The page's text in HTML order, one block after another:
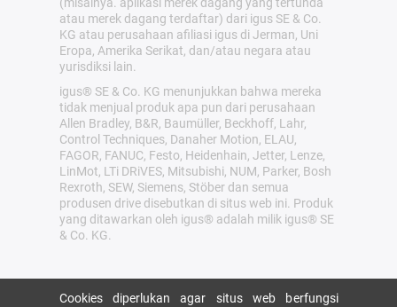
(misalnya. aplikasi merek dagang yang tertunda
atau merek dagang terdaftar) dari igus SE & Co.
KG atau perusahaan afiliasi igus di Jerman, Uni
Eropa, Amerika Serikat, dan/atau negara atau
yurisdiksi lain.
igus® SE & Co. KG menunjukkan bahwa mereka
tidak menjual produk apa pun dari perusahaan
Allen Bradley, B&R, Baumüller, Beckhoff, Lahr,
Control Techniques, Danaher Motion, ELAU,
FAGOR, FANUC, Festo, Heidenhain, Jetter, Lenze,
LinMot, LTi DRiVES, Mitsubishi, NUM, Parker, Bosh
Rexroth, SEW, Siemens, Stöber dan semua
produsen drive disebutkan di situs web ini. Produk
yang ditawarkan oleh igus® adalah milik igus® SE
& Co. KG.
Cookies diperlukan agar situs web berfungsi